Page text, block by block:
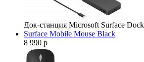
Док-станция Microsoft Surface
Surface Mobile Mouse Black
8 990 р